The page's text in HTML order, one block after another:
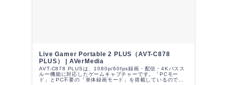
Live Gamer Portable 2 PLUS（AVT-C878
PLUS） | AVerMedia
AVT-C878 PLUSは、1080p/60fps録画・配信・4Kパスス
ルー機能に対応したゲームキャプチャーです。「PCモー
ド」とPC不要の「単体録画モード」を搭載しているので、